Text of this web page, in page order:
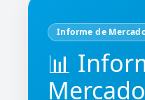
Informe de
📊
Mercado